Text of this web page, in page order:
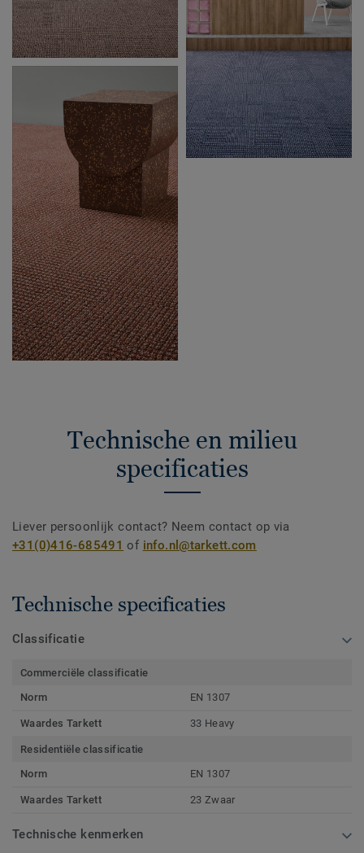
Technische en milieu
specificaties
Liever persoonlijk contact? Neem contact op via
+31(0)416-685491 of info.nl@tarkett.com
Technische specificaties
Classificatie
Commerciële classificatie
Norm
EN 1307
Waardes Tarkett 33 Heavy
Residentiële classificatie
Norm
EN 1307
Waardes Tarkett 23 Zwaar
Technische kenmerken